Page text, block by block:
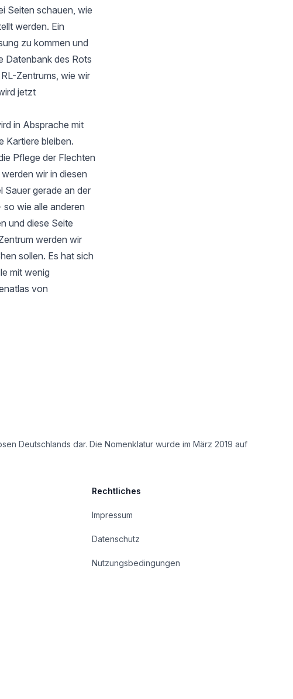
Seiten schauen, wie
werden. Ein
zu kommen und
Datenbank des Rots
Zentrums, wie wir
jetzt
in Absprache mit
Kartiere bleiben.
Pflege der Flechten
wir in diesen
Sauer gerade an der
wie alle anderen
und diese Seite
werden wir
sollen. Es hat sich
mit wenig
von
Deutschlands dar. Die Nomenklatur wurde im März 2019 auf
Rechtliches
Impressum
Datenschutz
Nutzungsbedingungen